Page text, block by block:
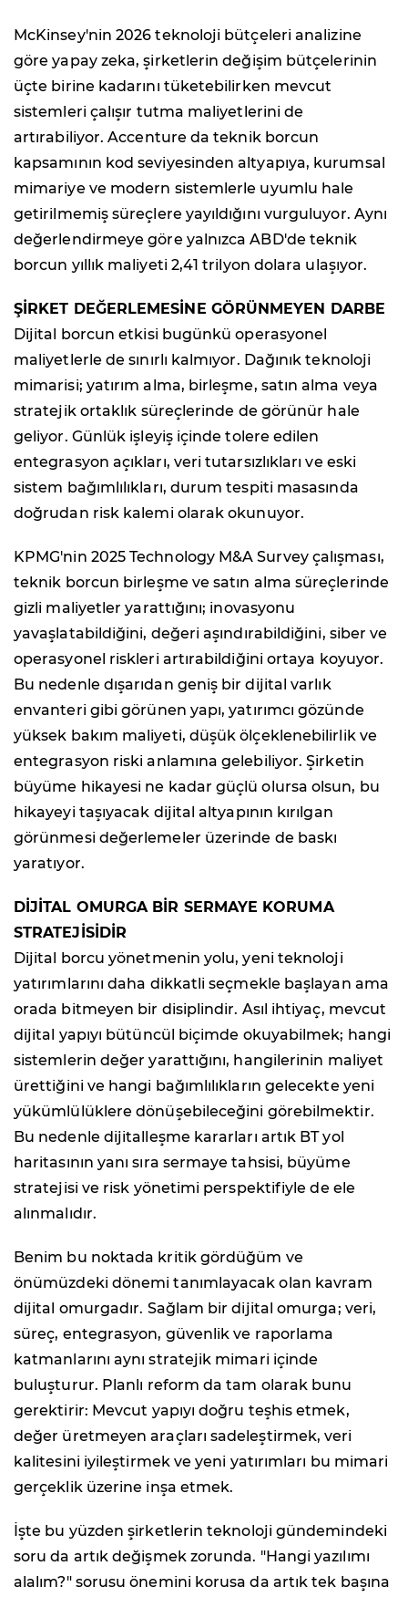
McKinsey'nin 2026 teknoloji bütçeleri analizine
göre yapay zeka, şirketlerin değişim bütçelerinin
üçte birine kadarını tüketebilirken mevcut
sistemleri çalışır tutma maliyetlerini de
artırabiliyor. Accenture da teknik borcun
kapsamının kod seviyesinden altyapıya, kurumsal
mimariye ve modern sistemlerle uyumlu hale
getirilmemiş süreçlere yayıldığını vurguluyor. Aynı
değerlendirmeye göre yalnızca ABD'de teknik
borcun yıllık maliyeti 2,41 trilyon dolara ulaşıyor.
ŞİRKET DEĞERLEMESİNE GÖRÜNMEYEN DARBE
Dijital borcun etkisi bugünkü operasyonel
maliyetlerle de sınırlı kalmıyor. Dağınık teknoloji
mimarisi; yatırım alma, birleşme, satın alma veya
stratejik ortaklık süreçlerinde de görünür hale
geliyor. Günlük işleyiş içinde tolere edilen
entegrasyon açıkları, veri tutarsızlıkları ve eski
sistem bağımlılıkları, durum tespiti masasında
doğrudan risk kalemi olarak okunuyor.
KPMG'nin 2025 Technology M&A Survey çalışması,
teknik borcun birleşme ve satın alma süreçlerinde
gizli maliyetler yarattığını; inovasyonu
yavaşlatabildiğini, değeri aşındırabildiğini, siber ve
operasyonel riskleri artırabildiğini ortaya koyuyor.
Bu nedenle dışarıdan geniş bir dijital varlık
envanteri gibi görünen yapı, yatırımcı gözünde
yüksek bakım maliyeti, düşük ölçeklenebilirlik ve
entegrasyon riski anlamına gelebiliyor. Şirketin
büyüme hikayesi ne kadar güçlü olursa olsun, bu
hikayeyi taşıyacak dijital altyapının kırılgan
görünmesi değerlemeler üzerinde de baskı
yaratıyor.
DİJİTAL OMURGA BİR SERMAYE KORUMA
STRATEJİSİDİR
Dijital borcu yönetmenin yolu, yeni teknoloji
yatırımlarını daha dikkatli seçmekle başlayan ama
orada bitmeyen bir disiplindir. Asıl ihtiyaç, mevcut
dijital yapıyı bütüncül biçimde okuyabilmek; hangi
sistemlerin değer yarattığını, hangilerinin maliyet
ürettiğini ve hangi bağımlılıkların gelecekte yeni
yükümlülüklere dönüşebileceğini görebilmektir.
Bu nedenle dijitalleşme kararları artık BT yol
haritasının yanı sıra sermaye tahsisi, büyüme
stratejisi ve risk yönetimi perspektifiyle de ele
alınmalıdır.
Benim bu noktada kritik gördüğüm ve
önümüzdeki dönemi tanımlayacak olan kavram
dijital omurgadır. Sağlam bir dijital omurga; veri,
süreç, entegrasyon, güvenlik ve raporlama
katmanlarını aynı stratejik mimari içinde
buluşturur. Planlı reform da tam olarak bunu
gerektirir: Mevcut yapıyı doğru teşhis etmek,
değer üretmeyen araçları sadeleştirmek, veri
kalitesini iyileştirmek ve yeni yatırımları bu mimari
gerçeklik üzerine inşa etmek.
İşte bu yüzden şirketlerin teknoloji gündemindeki
soru da artık değişmek zorunda. "Hangi yazılımı
alalım?" sorusu önemini korusa da artık tek başına